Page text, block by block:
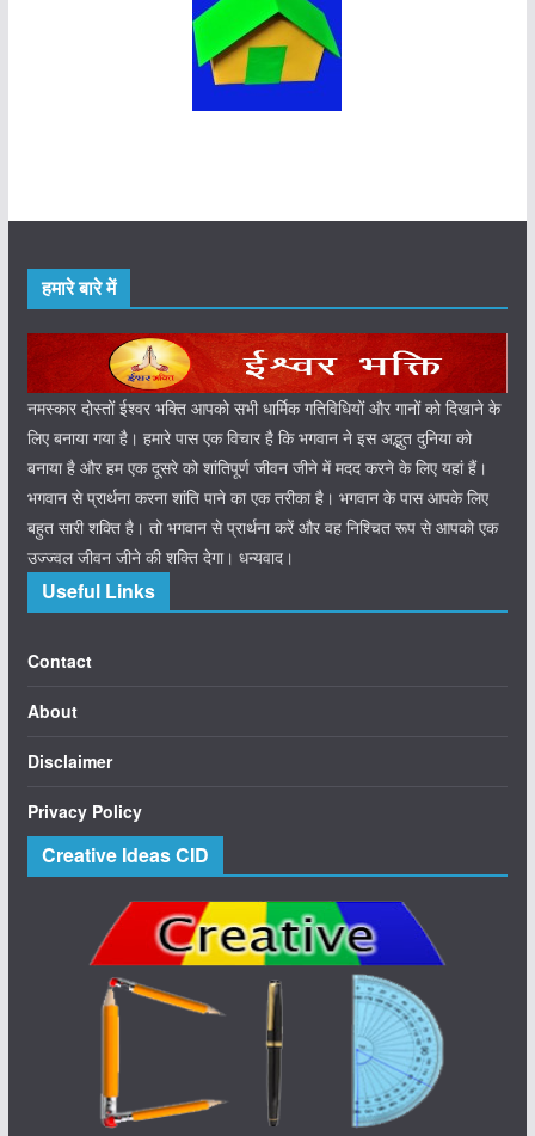
हमारे बारे में
नमस्कार दोस्तों ईश्वर भक्ति आपको सभी धार्मिक गतिविधियों और गानों को दिखाने के
लिए बनाया गया है। हमारे पास एक विचार है कि भगवान ने इस अद्भुत दुनिया को
बनाया है और हम एक दूसरे को शांतिपूर्ण जीवन जीने में मदद करने के लिए यहां हैं।
भगवान से प्रार्थना करना शांति पाने का एक तरीका है। भगवान के पास आपके लिए
बहुत सारी शक्ति है। तो भगवान से प्रार्थना करें और वह निश्चित रूप से आपको एक
उज्ज्वल जीवन जीने की शक्ति देगा। धन्यवाद।
Useful Links
Contact
About
Disclaimer
Privacy Policy
Creative Ideas CID